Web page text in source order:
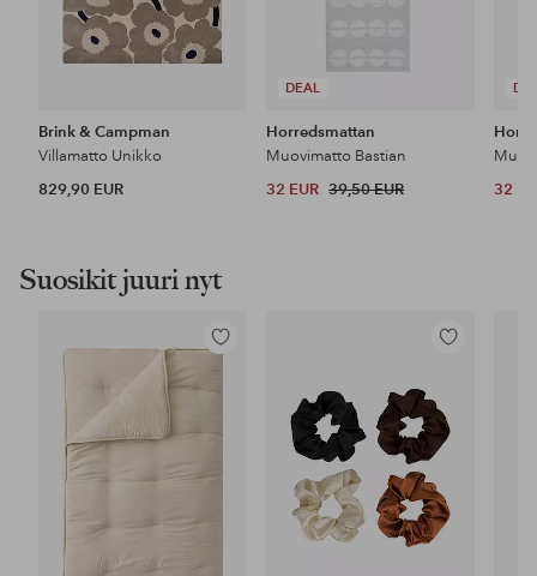
Brink & Campman
Villamatto Unikko
829,90 EUR
DEAL
Horredsmattan
Muovimatto Bastian
32 EUR 39,50 EUR
32
Suosikit juuri nyt
Lisää
Lisää